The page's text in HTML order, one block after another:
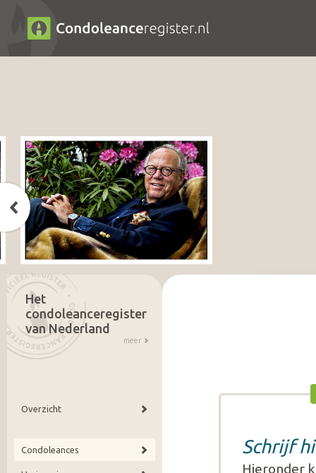
Schrijf
Hieronder
Het
condoleanceregister
van Nederland
meer
Overzicht
Condoleances